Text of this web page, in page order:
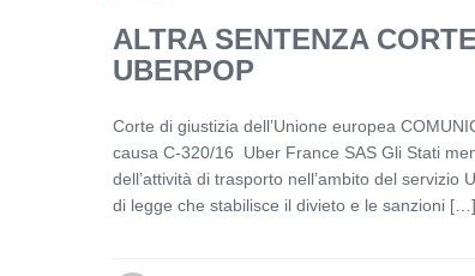
ALTRA SENTENZA
UBERPOP
Corte di giustizia dell’Unione europea
causa C-320/16 Uber France SAS Gli Stati
dell’attività di trasporto nell’ambito del
di legge che stabilisce il divieto e le sanzioni […]